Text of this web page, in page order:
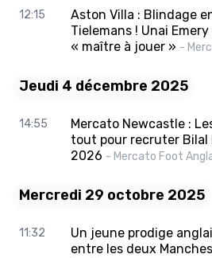
12:15
Aston Villa : Blindage
Tielemans ! Unai
« maître à jouer » -
Jeudi 4 décembre 2025
14:55
Mercato Newcastle :
tout pour recruter Bilal
2026 - Mercato Foot
Mercredi 29 octobre 2025
11:32
Un jeune prodige
entre les deux